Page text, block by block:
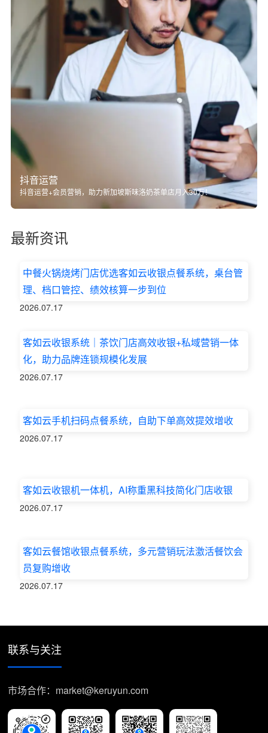
抖音运营
抖音运营+会员营销，助力新加坡斯味洛奶茶单店月入30万！
最新资讯
中餐火锅烧烤门店优选客如云收银点餐系统，桌台管
理、档口管控、绩效核算一步到位
2026.07.17
客如云收银系统｜茶饮门店高效收银+私域营销一体
化，助力品牌连锁规模化发展
2026.07.17
客如云手机扫码点餐系统，自助下单高效提效增收
2026.07.17
客如云收银机一体机，AI称重黑科技简化门店收银
2026.07.17
客如云餐馆收银点餐系统，多元营销玩法激活餐饮会
员复购增收
2026.07.17
联系与关注
市场合作：market@keruyun.com